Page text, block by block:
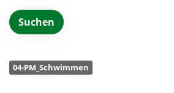
04-PM_Schwimmen